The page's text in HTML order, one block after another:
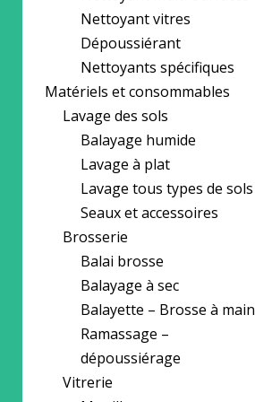
Nettoyant vitres
Dépoussiérant
Nettoyants spécifiques
Matériels et consommables
Lavage des sols
Balayage humide
Lavage à plat
Lavage tous types de sols
Seaux et accessoires
Brosserie
Balai brosse
Balayage à sec
Balayette – Brosse à main
Ramassage –
dépoussiérage
Vitrerie